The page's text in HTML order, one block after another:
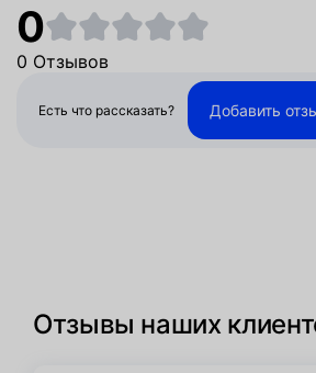
0
0 Отзывов
Есть что рассказать? Добавить
Отзывы наших